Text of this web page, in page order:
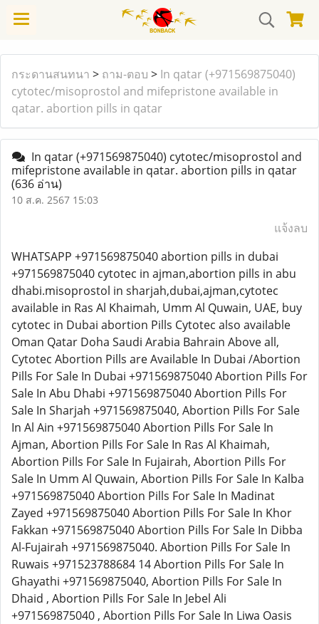
กระดานสนทนา > ถาม-ตอบ > In qatar (+971569875040)
cytotec/misoprostol and mifepristone available in
qatar. abortion pills in qatar
In qatar (+971569875040) cytotec/misoprostol and
mifepristone available in qatar. abortion pills in qatar
(636 อ่าน)
10 ส.ค. 2567 15:03
แจ้งลบ
WHATSAPP +971569875040 abortion pills in dubai
+971569875040 cytotec in ajman,abortion pills in abu
dhabi.misoprostol in sharjah,dubai,ajman,cytotec
available in Ras Al Khaimah, Umm Al Quwain, UAE, buy
cytotec in Dubai abortion Pills Cytotec also available
Oman Qatar Doha Saudi Arabia Bahrain Above all,
Cytotec Abortion Pills are Available In Dubai /Abortion
Pills For Sale In Dubai +971569875040 Abortion Pills For
Sale In Abu Dhabi +971569875040 Abortion Pills For
Sale In Sharjah +971569875040, Abortion Pills For Sale
In Al Ain +971569875040 Abortion Pills For Sale In
Ajman, Abortion Pills For Sale In Ras Al Khaimah,
Abortion Pills For Sale In Fujairah, Abortion Pills For
Sale In Umm Al Quwain, Abortion Pills For Sale In Kalba
+971569875040 Abortion Pills For Sale In Madinat
Zayed +971569875040 Abortion Pills For Sale In Khor
Fakkan +971569875040 Abortion Pills For Sale In Dibba
Al-Fujairah +971569875040. Abortion Pills For Sale In
Ruwais +971523788684 14 Abortion Pills For Sale In
Ghayathi +971569875040, Abortion Pills For Sale In
Dhaid , Abortion Pills For Sale In Jebel Ali
+971569875040 , Abortion Pills For Sale In Liwa Oasis